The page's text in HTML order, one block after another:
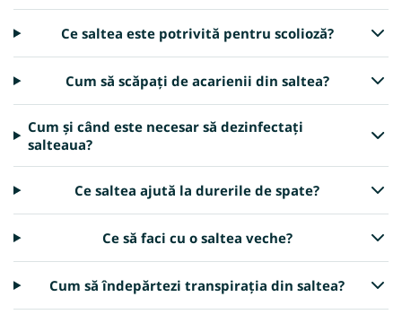
Ce saltea este potrivită pentru scolioză?
Cum să scăpați de acarienii din saltea?
Cum și când este necesar să dezinfectați
salteaua?
Ce saltea ajută la durerile de spate?
Ce să faci cu o saltea veche?
Cum să îndepărtezi transpirația din saltea?